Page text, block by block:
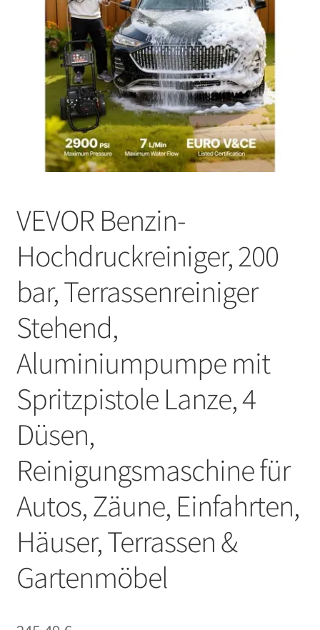
VEVOR Benzin-
Hochdruckreiniger, 200
bar, Terrassenreiniger
Stehend,
Aluminiumpumpe mit
Spritzpistole Lanze, 4
Düsen,
Reinigungsmaschine für
Autos, Zäune, Einfahrten,
Häuser, Terrassen &
Gartenmöbel